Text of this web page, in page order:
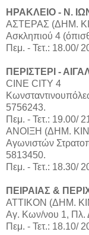
ΗΡΑΚΛΕΙΟ - Ν.
ΑΣΤΕΡΑΣ (ΔΗΜ.
Ασκληπιού 4
Πεμ. - Τετ.: 18.00/
ΠΕΡΙΣΤΕΡΙ -
CINE CITY 4
5756243.
Πεμ. - Τετ.: 19.00/
ΑΝΟΙΞΗ (ΔΗΜ.
Αγωνιστών
5813450.
Πεμ. - Τετ.: 18.30/
ΠΕΙΡΑΙΑΣ &
ΑΤΤΙΚΟΝ (ΔΗΜ.
Αγ. Κων/νου 1, Πλ.
Πεμ. - Τετ.: 18.10/